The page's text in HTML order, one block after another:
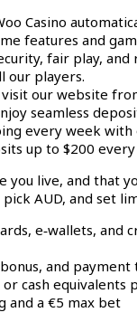
Casino
features and
fair play,
our players.
our website
seamless
every week with
up to $200 every
you live, and that
pick AUD, and set
e‑wallets, and
and payment
cash equivalents
and a €5 max bet